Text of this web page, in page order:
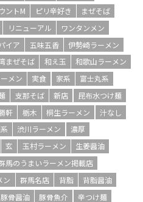
ントM ピリ辛好き
まぜそば
リニューアル
ワンタンメン
イア 五味五香
伊勢崎ラーメン
まぜそば 和え玉
和歌山ラーメン
メン 実食 家系
富士丸系
支那そば 新店
昆布水つけ麺
軒 栃木 桐生ラーメン
汁なし
渋川ラーメン
濃厚
玄 玉村ラーメン
生姜醤油
馬のうまいラーメン掲載店
ン 群馬名店 背脂
背脂醤油
豚骨醤油 豚骨魚介
辛つけ麺